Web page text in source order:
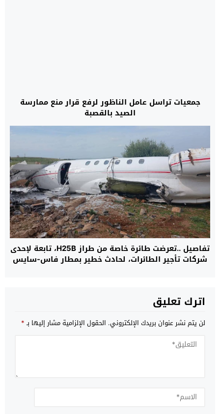
جمعيات تراسل عامل الناظور لرفع قرار منع ممارسة
الصيد بالقصبة
تفاصيل ..تعرضت طائرة خاصة من طراز H25B، تابعة لإحدى
شركات تأجير الطائرات، لحادث خطير بمطار فاس-سايس
اترك تعليق
لن يتم نشر عنوان بريدك الإلكتروني. الحقول الإلزامية مشار إليها بـ*